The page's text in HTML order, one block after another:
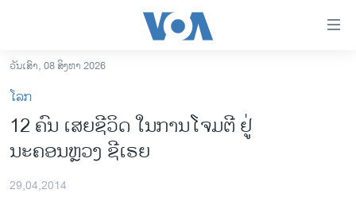
ເຂົ້າ
ຫາ
ຂ້າມ
ຂ້າມ
ຫາ
ການເລືອກຕັ້ງ ປະທານາທີບໍດີ ສະຫະລັດ 2024
ຂ່າວ​ຈີນ
ວັນເສົາ, 08 ສິງຫາ 2026
ໂລກ
12 ຄົນ ເສຍຊີວິດ ໃນການໂຈມຕີ ຢູ່
ນະຄອນຫຼວງ ຊີເຣຍ
29,04,2014